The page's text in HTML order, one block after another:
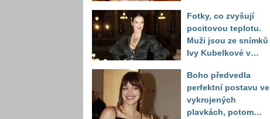
překvapily
Fotky, co zvyšují
pocitovou teplotu.
Muži jsou ze snímků
Ivy Kubelkové v
Boho předvedla
perfektní postavu ve
vykrojených
plavkách, potom